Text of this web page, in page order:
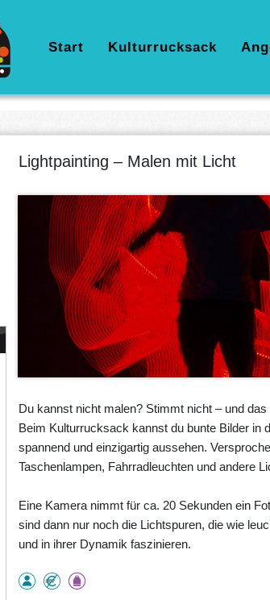
Hauptnavigation
Start Kulturrucksack
Lightpainting – Malen mit Licht
Du kannst nicht malen? Stimmt nicht – und
Beim Kulturrucksack kannst du bunte Bilder in
spannend und einzigartig aussehen.
Taschenlampen, Fahrradleuchten und andere
Eine Kamera nimmt für ca. 20 Sekunden ein
sind dann nur noch die Lichtspuren, die wie
und in ihrer Dynamik faszinieren.